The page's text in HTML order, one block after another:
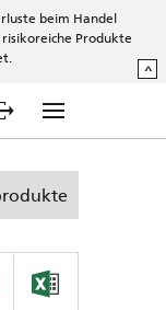
beim Handel
Produkte
^